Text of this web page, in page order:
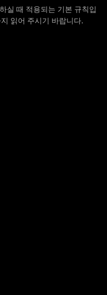
때 적용되는 기본 규칙입
읽어 주시기 바랍니다.